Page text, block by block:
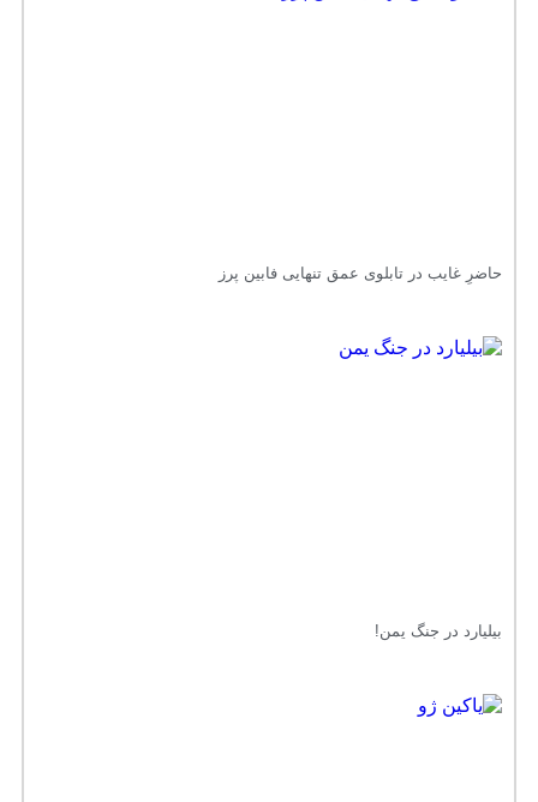
حاضرِ غایب در تابلوی عمق تنهایی فابین پرز
بیلیارد در جنگ یمن!